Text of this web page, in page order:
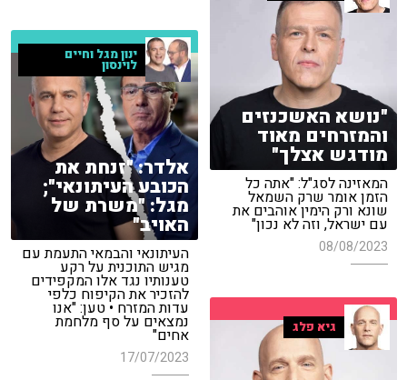
"נושא האשכנזים
והמזרחים מאוד
מודגש אצלך"
המאזינה לסג"ל: "אתה כל
הזמן אומר שרק השמאל
שונא ורק הימין אוהבים את
עם ישראל, וזה לא נכון"
08/08/2023
ינון מגל וחיים
לוינסון
אלדר: "זנחת את
הכובע העיתונאי";
מגל: "משרת של
האויב"
העיתונאי והבמאי התעמת עם
מגיש התוכנית על רקע
טענותיו נגד אלו המקפידים
להזכיר את הקיפוח כלפי
עדות המזרח • טען: "אנו
נמצאים על סף מלחמת
אחים"
17/07/2023
גיא פלג